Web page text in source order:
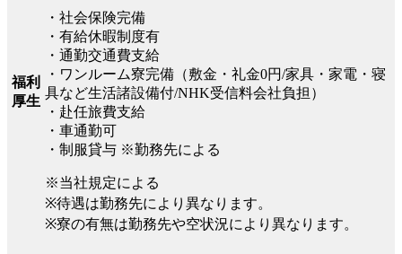
福利
厚生
・社会保険完備
・有給休暇制度有
・通勤交通費支給
・ワンルーム寮完備（敷金・礼金0円/家具・家電・寝
具など生活諸設備付/NHK受信料会社負担）
・赴任旅費支給
・車通勤可
・制服貸与 ※勤務先による
※当社規定による
※待遇は勤務先により異なります。
※寮の有無は勤務先や空状況により異なります。